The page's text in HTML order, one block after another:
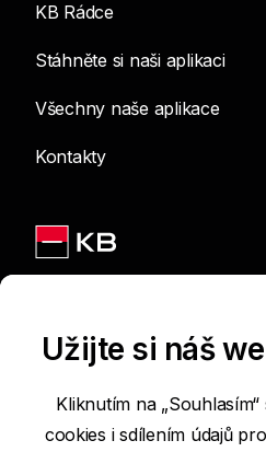
KB Rádce
Stáhněte si naši aplikaci
Všechny naše aplikace
Kontakty
Užijte si náš
Kliknutím na
cookies i sdílením údajů